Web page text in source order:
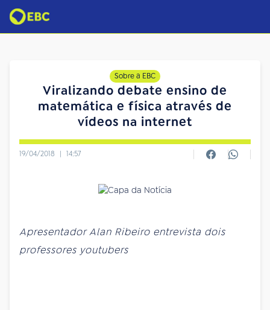
Sobre a EBC
Viralizando debate ensino de
matemática e física através de
vídeos na internet
19/04/2018 | 14:57
Apresentador Alan Ribeiro entrevista dois
professores youtubers